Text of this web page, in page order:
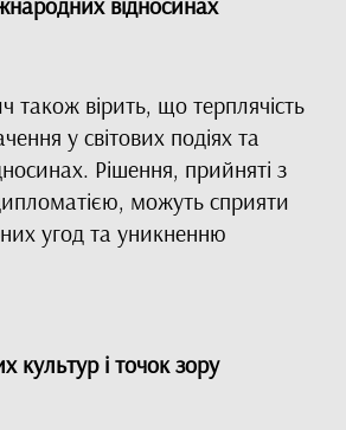
також вірить, що терплячість
у світових подіях та
Рішення, прийняті з
можуть сприяти
угод та уникненню
культур і точок зору